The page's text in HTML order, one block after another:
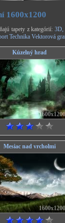
1600x1200
tapety z kategórií:3D,
Technika Vektorová
Kúzelný hrad
1600x1200
Mesiac nad vrcholmi
1600x1200